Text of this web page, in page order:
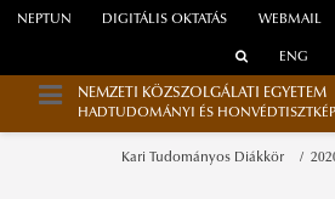
WEBMAIL
NEPTUN DIGITÁLIS OKTATÁS
ENG
NEMZETI KÖZSZOLGÁLATI EGYETEM
HADTUDOMÁNYI ÉS
Kari Tudományos Diákkör